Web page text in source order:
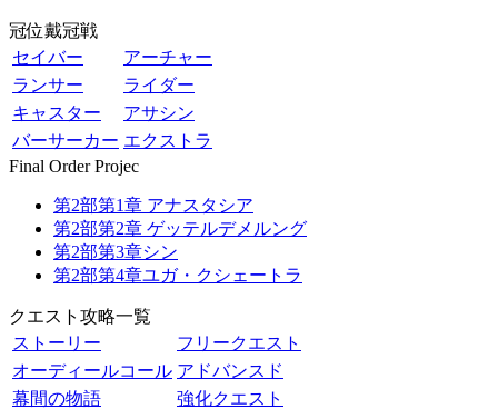
冠位戴冠戦
セイバー
アーチャー
ランサー
ライダー
キャスター
アサシン
バーサーカー エクストラ
Final Order Projec
第2部第1章 アナスタシア
第2部第2章 ゲッテルデメルング
第2部第3章シン
第2部第4章ユガ・クシェートラ
クエスト攻略一覧
ストーリー
フリークエスト
オーディールコール アドバンスド
幕間の物語
強化クエスト